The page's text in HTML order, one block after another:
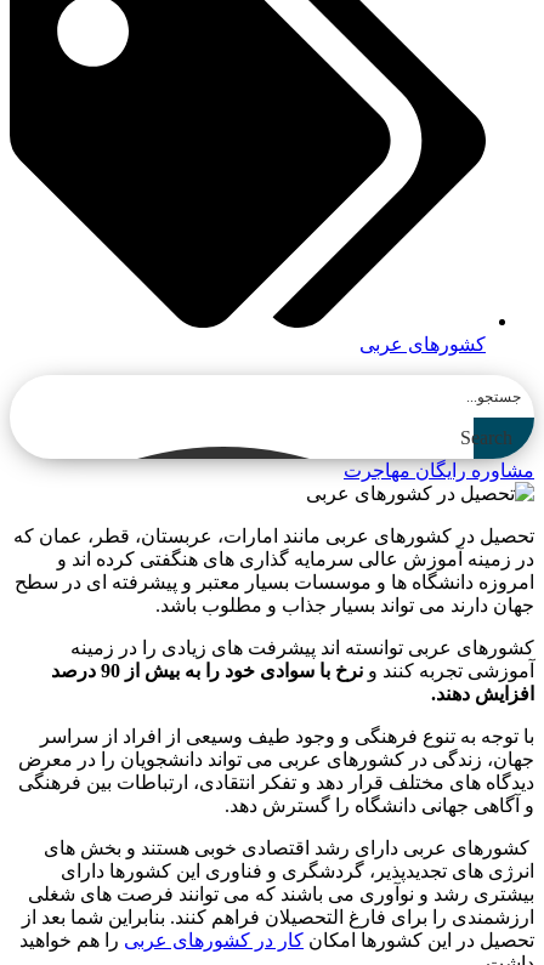
کشورهای عربی
Search
مشاوره رایگان مهاجرت
تحصیل در کشورهای عربی مانند امارات، عربستان، قطر، عمان که
در زمینه آموزش عالی سرمایه گذاری های هنگفتی کرده اند و
امروزه دانشگاه ها و موسسات بسیار معتبر و پیشرفته ای در سطح
جهان دارند می تواند بسیار جذاب و مطلوب باشد.
کشورهای عربی توانسته اند پیشرفت های زیادی را در زمینه
آموزشی تجربه کنند و
نرخ با سوادی خود را به بیش از 90 درصد
افزایش دهند.
با توجه به تنوع فرهنگی و وجود طیف وسیعی از افراد از سراسر
جهان، زندگی در کشورهای عربی می تواند دانشجویان را در معرض
دیدگاه های مختلف قرار دهد و تفکر انتقادی، ارتباطات بین فرهنگی
و آگاهی جهانی دانشگاه را گسترش دهد.
کشورهای عربی دارای رشد اقتصادی خوبی هستند و بخش های
انرژی‌ های تجدیدپذیر، گردشگری و فناوری این کشورها دارای
بیشتری رشد و نوآوری می باشند که می توانند فرصت‌ های شغلی
ارزشمندی را برای فارغ ‌التحصیلان فراهم کنند. بنابراین شما بعد از
تحصیل در این کشورها امکان کار در کشورهای عربی را هم خواهید